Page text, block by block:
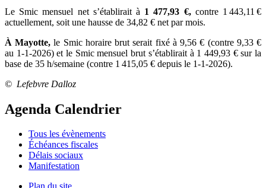
Le Smic mensuel net s’établirait à 1 477,93 €, contre 1 443,11 €
actuellement, soit une hausse de 34,82 € net par mois.
À Mayotte, le Smic horaire brut serait fixé à 9,56 € (contre 9,33 €
au 1-1-2026) et le Smic mensuel brut s’établirait à 1 449,93 € sur la
base de 35 h/semaine (contre 1 415,05 € depuis le 1-1-2026).
© Lefebvre Dalloz
Agenda Calendrier
Tous les évènements
Échéances fiscales
Délais sociaux
Manifestation